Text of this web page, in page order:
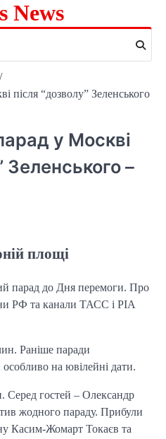
News
після “дозволу” Зеленського
у Москві
Зеленського –
площі
парад до Дня перемоги. Про
РФ та канали ТАСС і РІА
Раніше паради
на ювілейні дати.
гостей – Олександр
жодного параду. Прибули
Касим-Жомарт Токаєв та